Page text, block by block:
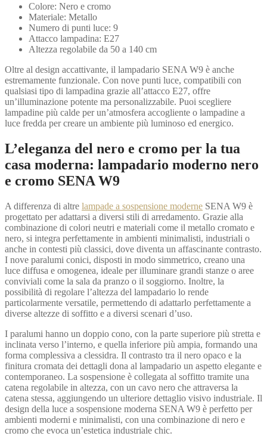
Colore: Nero e cromo
Materiale: Metallo
Numero di punti luce: 9
Attacco lampadina: E27
Altezza regolabile da 50 a 140 cm
Oltre al design accattivante, il lampadario SENA W9 è anche
estremamente funzionale. Con nove punti luce, compatibili con
qualsiasi tipo di lampadina grazie all’attacco E27, offre
un’illuminazione potente ma personalizzabile. Puoi scegliere
lampadine più calde per un’atmosfera accogliente o lampadine a
luce fredda per creare un ambiente più luminoso ed energico.
L’eleganza del nero e cromo per la tua
casa moderna: lampadario moderno nero
e cromo SENA W9
A differenza di altre lampade a sospensione moderne SENA W9 è
progettato per adattarsi a diversi stili di arredamento. Grazie alla
combinazione di colori neutri e materiali come il metallo cromato e
nero, si integra perfettamente in ambienti minimalisti, industriali o
anche in contesti più classici, dove diventa un affascinante contrasto.
I nove paralumi conici, disposti in modo simmetrico, creano una
luce diffusa e omogenea, ideale per illuminare grandi stanze o aree
conviviali come la sala da pranzo o il soggiorno. Inoltre, la
possibilità di regolare l’altezza del lampadario lo rende
particolarmente versatile, permettendo di adattarlo perfettamente a
diverse altezze di soffitto e a diversi scenari d’uso.
I paralumi hanno un doppio cono, con la parte superiore più stretta e
inclinata verso l’interno, e quella inferiore più ampia, formando una
forma complessiva a clessidra. Il contrasto tra il nero opaco e la
finitura cromata dei dettagli dona al lampadario un aspetto elegante e
contemporaneo. La sospensione è collegata al soffitto tramite una
catena regolabile in altezza, con un cavo nero che attraversa la
catena stessa, aggiungendo un ulteriore dettaglio visivo industriale. Il
design della luce a sospensione moderna SENA W9 è perfetto per
ambienti moderni e minimalisti, con una combinazione di nero e
cromo che evoca un’estetica industriale chic.